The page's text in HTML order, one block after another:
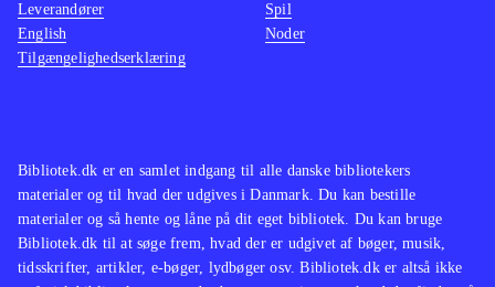
Bibliotek.dk er en samlet indgang til alle danske bibliotekers
materialer og til hvad der udgives i Danmark. Du kan bestille
materialer og så hente og låne på dit eget bibliotek. Du kan bruge
Bibliotek.dk til at søge frem, hvad der er udgivet af bøger, musik,
tidsskrifter, artikler, e-bøger, lydbøger osv. Bibliotek.dk er altså ikke
Leverandører
English
Tilgængelighedserklæring
Spil
Noder